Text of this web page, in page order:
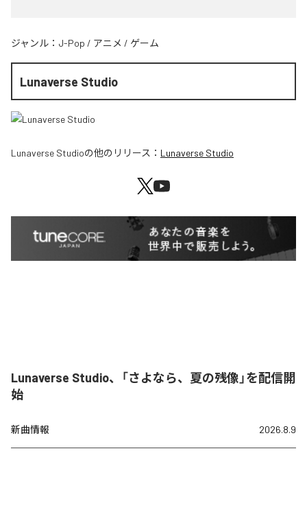
ジャンル： J-Pop / アニメ / ゲーム
Lunaverse Studio
Lunaverse Studioの他のリリース： Lunaverse Studio
Lunaverse Studio、「さよなら、夏の残像」を配信開
始
新曲情報 2026.8.9